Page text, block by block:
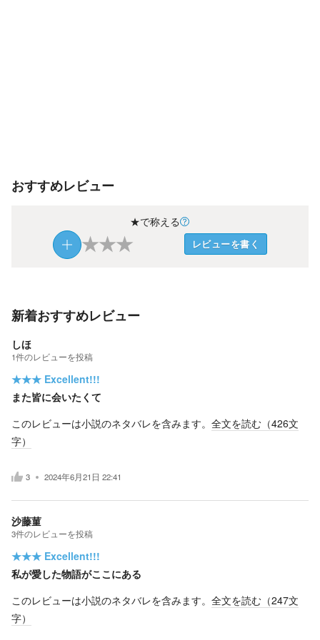
おすすめレビュー
★で称える
★★★ レビューを書く
新着おすすめレビュー
しほ
1件のレビューを投稿
★★★ Excellent!!!
また皆に会いたくて
このレビューは小説のネタバレを含みます。 全文を読む（426文
字）
3 2024年6月21日 22:41
沙藤菫
3件のレビューを投稿
★★★ Excellent!!!
私が愛した物語がここにある
このレビューは小説のネタバレを含みます。 全文を読む（247文
字）